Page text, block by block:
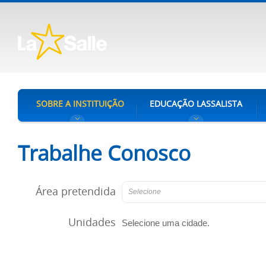
SOBRE A INSTITUIÇÃO EDUCAÇÃO LASSALISTA
Trabalhe Conosco
Área pretendida Selecione
Unidades Selecione uma cidade.